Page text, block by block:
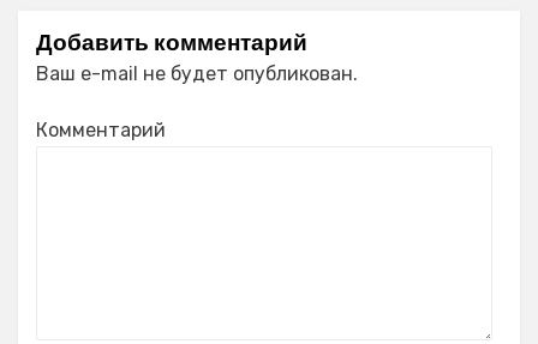
Добавить комментарий
Ваш e-mail не будет опубликован.
Комментарий